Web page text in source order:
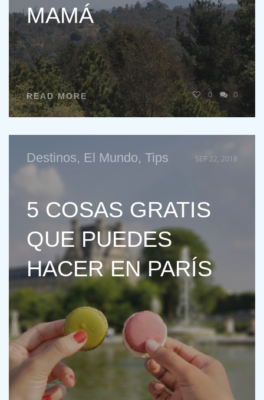
MAMÁ
READ MORE 0 0
Destinos, El Mundo, Tips SEP 22, 2018
5 COSAS GRATIS
QUE PUEDES
HACER EN PARÍS